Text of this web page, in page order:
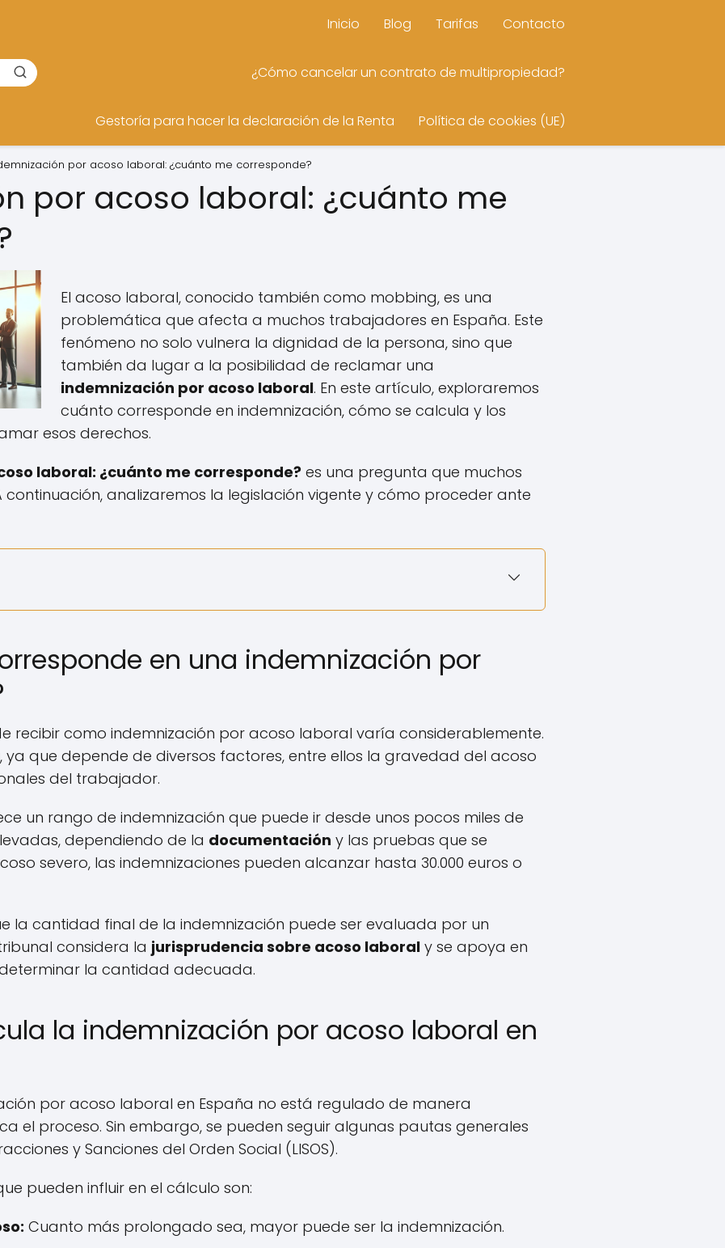
Inicio Blog Tarifas Contacto
¿Cómo cancelar un contrato de multipropiedad?
Gestoría para hacer la declaración de la Renta Política de cookies (UE)
por acoso laboral: ¿cuánto me corresponde?
por acoso laboral: ¿cuánto me
El acoso laboral, conocido también como mobbing, es una
problemática que afecta a muchos trabajadores en España. Este
fenómeno no solo vulnera la dignidad de la persona, sino que
también da lugar a la posibilidad de reclamar una
indemnización por acoso laboral. En este artículo, exploraremos
cuánto corresponde en indemnización, cómo se calcula y los
esos derechos.
laboral: ¿cuánto me corresponde? es una pregunta que muchos
analizaremos la legislación vigente y cómo proceder ante
en una indemnización por
recibir como indemnización por acoso laboral varía considerablemente.
ya que depende de diversos factores, entre ellos la gravedad del acoso
del trabajador.
un rango de indemnización que puede ir desde unos pocos miles de
dependiendo de la documentación y las pruebas que se
severo, las indemnizaciones pueden alcanzar hasta 30.000 euros o
la cantidad final de la indemnización puede ser evaluada por un
considera la jurisprudencia sobre acoso laboral y se apoya en
la cantidad adecuada.
la indemnización por acoso laboral en
por acoso laboral en España no está regulado de manera
el proceso. Sin embargo, se pueden seguir algunas pautas generales
y Sanciones del Orden Social (LISOS).
pueden influir en el cálculo son:
Cuanto más prolongado sea, mayor puede ser la indemnización.